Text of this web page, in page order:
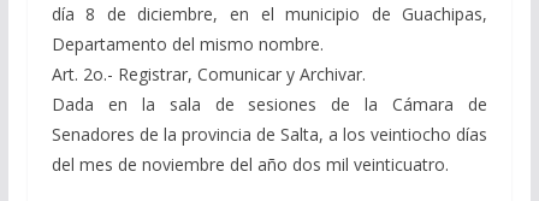
día 8 de diciembre, en el municipio de Guachipas,
Departamento del mismo nombre.
Art. 2o.- Registrar, Comunicar y Archivar.
Dada en la sala de sesiones de la Cámara de
Senadores de la provincia de Salta, a los veintiocho días
del mes de noviembre del año dos mil veinticuatro.